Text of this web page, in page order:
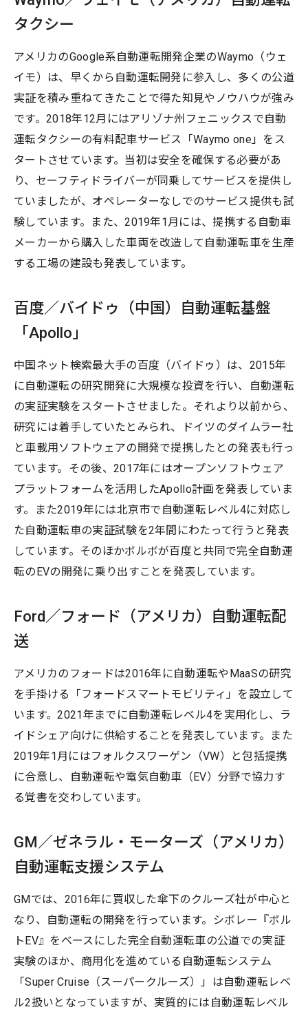
タクシー
アメリカのGoogle系自動運転開発企業のWaymo（ウェ
イモ）は、早くから自動運転開発に参入し、多くの公道
実証を積み重ねてきたことで得た知見やノウハウが強み
です。2018年12月にはアリゾナ州フェニックスで自動
運転タクシーの有料配車サービス「Waymo one」をス
タートさせています。当初は安全を確保する必要があ
り、セーフティドライバーが同乗してサービスを提供し
ていましたが、オペレーターなしでのサービス提供も試
験しています。また、2019年1月には、提携する自動車
メーカーから購入した車両を改造して自動運転車を生産
する工場の建設も発表しています。
百度／バイドゥ（中国）自動運転基盤
「Apollo」
中国ネット検索最大手の百度（バイドゥ）は、2015年
に自動運転の研究開発に大規模な投資を行い、自動運転
の実証実験をスタートさせました。それより以前から、
研究には着手していたとみられ、ドイツのダイムラー社
と車載用ソフトウェアの開発で提携したとの発表も行っ
ています。その後、2017年にはオープンソフトウェア
プラットフォームを活用したApollo計画を発表していま
す。また2019年には北京市で自動運転レベル4に対応し
た自動運転車の実証試験を2年間にわたって行うと発表
しています。そのほかボルボが百度と共同で完全自動運
転のEVの開発に乗り出すことを発表しています。
Ford／フォード（アメリカ）自動運転配
送
アメリカのフォードは2016年に自動運転やMaaSの研究
を手掛ける「フォードスマートモビリティ」を設立して
います。2021年までに自動運転レベル4を実用化し、ラ
イドシェア向けに供給することを発表しています。また
2019年1月にはフォルクスワーゲン（VW）と包括提携
に合意し、自動運転や電気自動車（EV）分野で協力す
る覚書を交わしています。
GM／ゼネラル・モーターズ（アメリカ）
自動運転支援システム
GMでは、2016年に買収した傘下のクルーズ社が中心と
なり、自動運転の開発を行っています。シボレー『ボル
トEV』をベースにした完全自動運転車の公道での実証
実験のほか、商用化を進めている自動運転システム
「Super Cruise（スーパークルーズ）」は自動運転レベ
ル2扱いとなっていますが、実質的には自動運転レベル